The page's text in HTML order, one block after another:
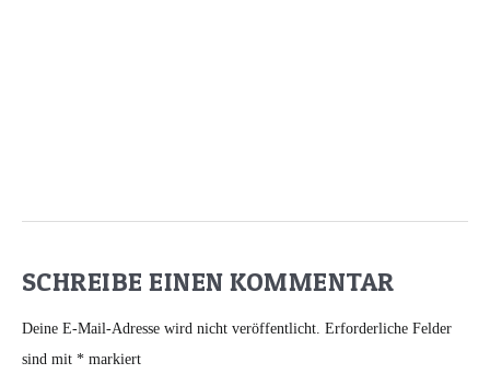
SCHREIBE EINEN KOMMENTAR
Deine E-Mail-Adresse wird nicht veröffentlicht. Erforderliche Felder
sind mit * markiert